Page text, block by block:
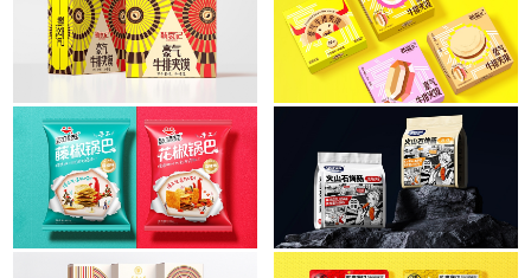
时间：2021.04 时间：2021.5